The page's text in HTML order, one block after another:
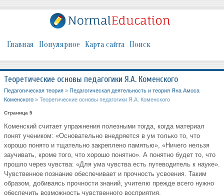
Главная Популярное Карта сайта Поиск
Теоретические основы педагогики Я.А. Коменского
Педагогическая теория » Педагогическая деятельность и теория Яна Амоса
Коменского » Теоретические основы педагогики Я.А. Коменского
Страница 5
Коменский считает упражнения полезными тогда, когда материал
понят учеником: «Основательно внедряется в ум только то, что
хорошо понято и тщательно закреплено памятью», «Ничего нельзя
заучивать, кроме того, что хорошо понятно». А понятно будет то, что
прошло через чувства: «Для ума чувства есть путеводитель к науке».
Чувственное познание обеспечивает и прочность усвоения. Таким
образом, добиваясь прочности знаний, учителю прежде всего нужно
обеспечить возможность чувственного восприятия.